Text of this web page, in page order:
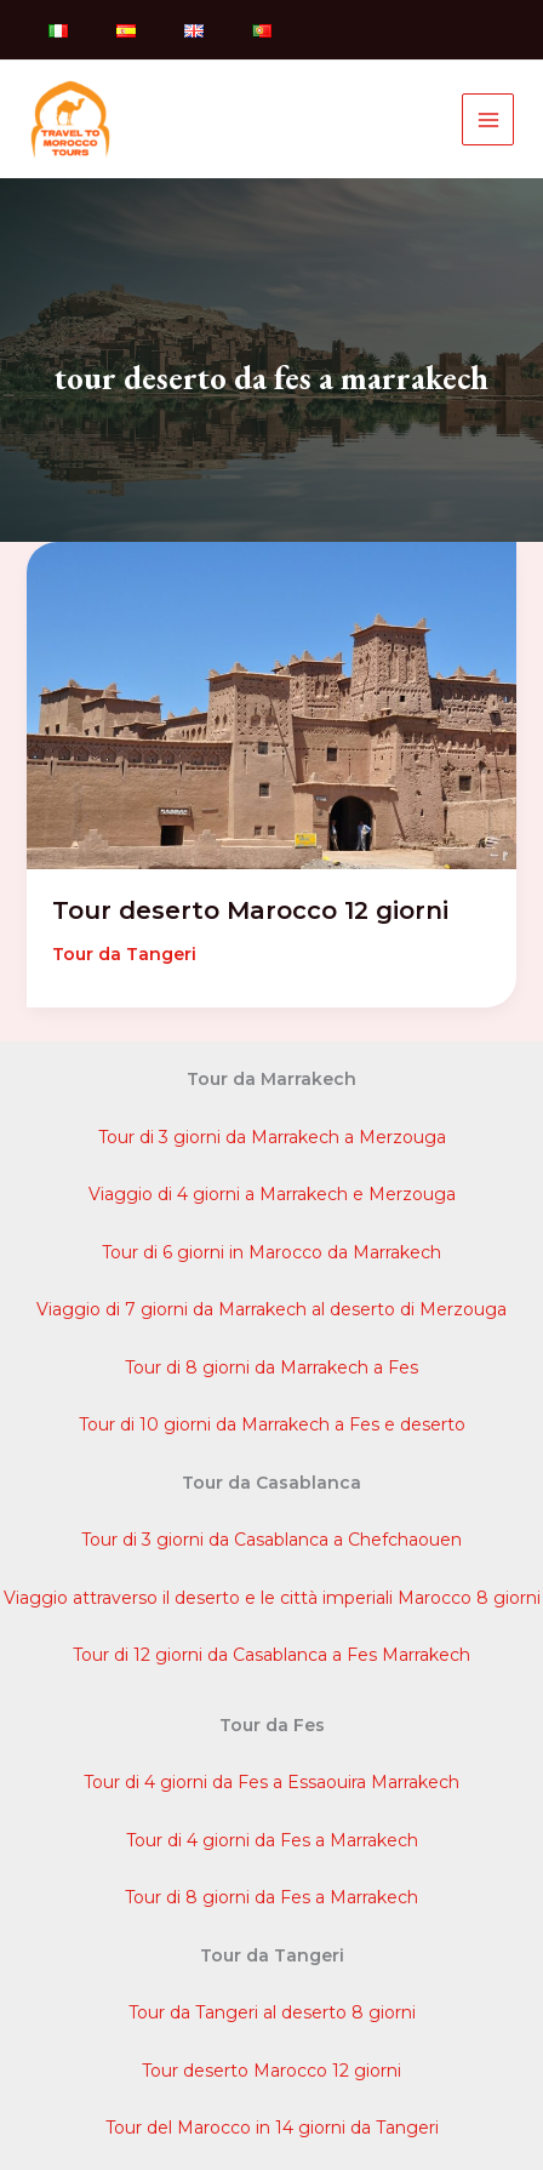
tour deserto da fes a marrakech
Tour deserto Marocco 12 giorni
Tour da Tangeri
Tour da Marrakech
Tour di 3 giorni da Marrakech a Merzouga
Viaggio di 4 giorni a Marrakech e Merzouga
Tour di 6 giorni in Marocco da Marrakech
Viaggio di 7 giorni da Marrakech al deserto di Merzouga
Tour di 8 giorni da Marrakech a Fes
Tour di 10 giorni da Marrakech a Fes e deserto
Tour da Casablanca
Tour di 3 giorni da Casablanca a Chefchaouen
Viaggio attraverso il deserto e le città imperiali Marocco 8 giorni
Tour di 12 giorni da Casablanca a Fes Marrakech
Tour da Fes
Tour di 4 giorni da Fes a Essaouira Marrakech
Tour di 4 giorni da Fes a Marrakech
Tour di 8 giorni da Fes a Marrakech
Tour da Tangeri
Tour da Tangeri al deserto 8 giorni
Tour deserto Marocco 12 giorni
Tour del Marocco in 14 giorni da Tangeri